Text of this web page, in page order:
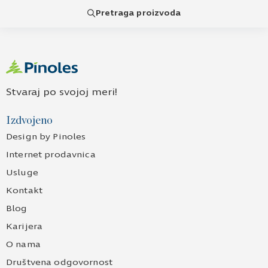
Pretraga proizvoda
Stvaraj po svojoj meri!
Izdvojeno
Design by Pinoles
Internet prodavnica
Usluge
Kontakt
Blog
Karijera
O nama
Društvena odgovornost